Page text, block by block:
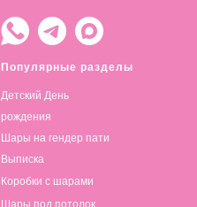
Популярные разделы
Детский День
рождения
Шары на гендер пати
Выписка
Коробки с шарами
Шары под потолок